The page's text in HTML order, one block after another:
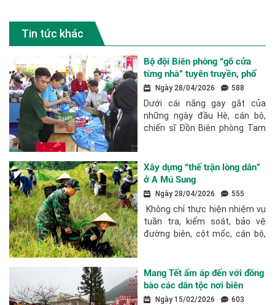
Tin tức khác
Bộ đội Biên phòng “gõ cửa
từng nhà” tuyên truyền, phổ
biến, giáo dục pháp luật cho
nhân dân
Ngày 28/04/2026 588
Dưới cái nắng gay gắt của
những ngày đầu Hè, cán bộ,
chiến sĩ Đồn Biên phòng Tam
vượt suối đến từng bản làng
tuyên truyền, vận...
Xây dựng “thế trận lòng dân”
ở A Mú Sung
Ngày 28/04/2026 555
Không chỉ thực hiện nhiệm vụ
tuần tra, kiểm soát, bảo vệ
đường biên, cột mốc, cán bộ,
Lào Cai đang từng bước củng
cố...
Mang Tết ấm áp đến với đồng
bào các dân tộc nơi biên
cương Tổ quốc
Ngày 15/02/2026 603